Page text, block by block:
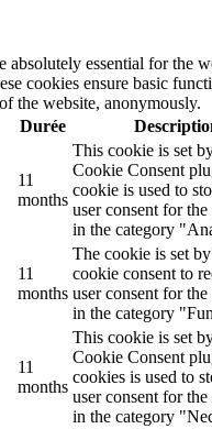
absolutely essential for the
cookies ensure basic
the website, anonymously.
Durée
11
months
This cookie is set
Cookie Consent
cookie is used to
user consent for
in the category
11
months
The cookie is set
cookie consent to
user consent for
in the category
11
months
This cookie is set
Cookie Consent
cookies is used to
user consent for
in the category